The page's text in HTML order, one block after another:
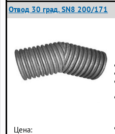
Отвод 30 град. SN8 200/171
Цена: